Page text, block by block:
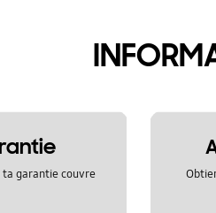
ta garantie couvre